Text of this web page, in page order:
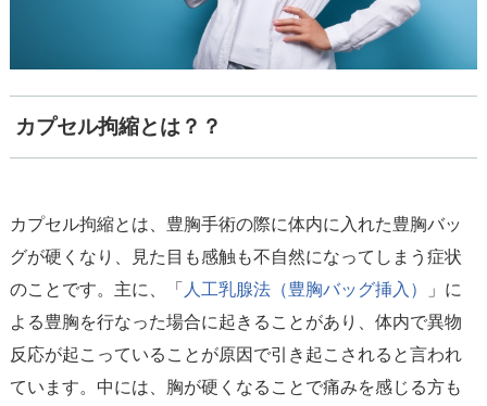
カプセル拘縮とは？？
カプセル拘縮とは、豊胸手術の際に体内に入れた豊胸バッ
グが硬くなり、見た目も感触も不自然になってしまう症状
のことです。主に、「人工乳腺法（豊胸バッグ挿入）
」に
よる豊胸を行なった場合に起きることがあり、体内で異物
反応が起こっていることが原因で引き起こされると言われ
ています。中には、胸が硬くなることで痛みを感じる方も